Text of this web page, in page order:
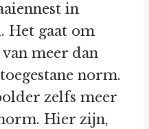
in
Het gaat om
meer dan
norm.
zelfs meer
Hier zijn,